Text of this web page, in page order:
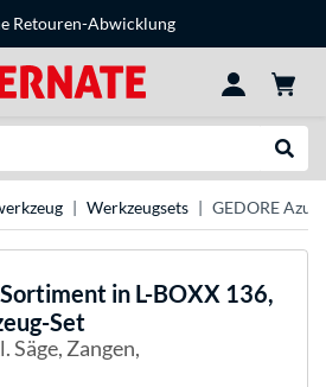
Retouren-Abwicklung
Werkzeugsets GEDORE
in L-BOXX 136,
Set
Säge, Zangen,